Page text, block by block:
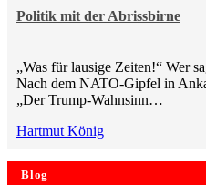
Politik mit der Abrissbirne
„Was für lausige Zeiten!“ Wer
Nach dem NATO-Gipfel in
„Der Trump-Wahnsinn…
Hartmut König
Blog